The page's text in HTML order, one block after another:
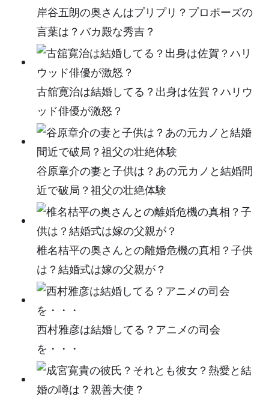
岸谷五朗の奥さんはプリプリ？プロポーズの
言葉は？バカ殿な秀吉？
古舘寛治は結婚してる？出身は佐賀？ハリウ
ッド俳優が激怒？
谷原章介の妻と子供は？あの元カノと結婚間
近で破局？祖父の壮絶体験
椎名桔平の奥さんとの離婚危機の真相？子供
は？結婚式は嫁の父親が？
西村雅彦は結婚してる？アニメの司会
を・・・